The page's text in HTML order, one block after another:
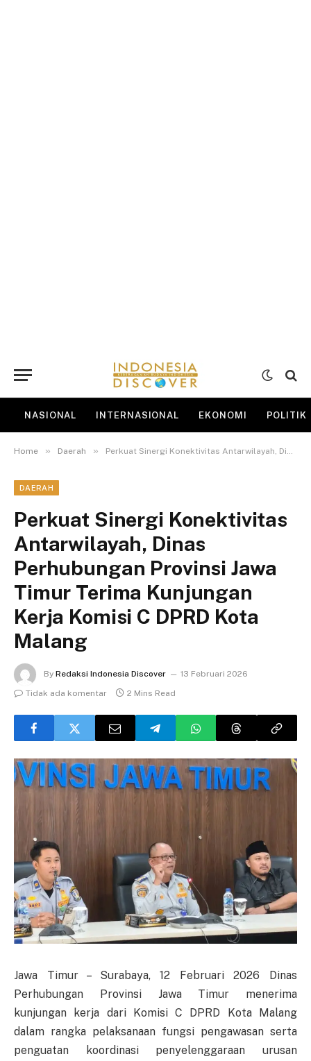
NASIONAL INTERNASIONAL EKONOMI POLITIK
Home » Daerah » Perkuat Sinergi Konektivitas Antarwilayah, Dinas Perhubungan Provinsi Jawa Timur Terima Kunjungan Kerja Komisi C DPRD Kota Malang
DAERAH
Perkuat Sinergi Konektivitas
Antarwilayah, Dinas
Perhubungan Provinsi Jawa
Timur Terima Kunjungan
Kerja Komisi C DPRD Kota
Malang
By Redaksi Indonesia Discover
13 Februari 2026
Tidak ada komentar
2 Mins Read
Jawa Timur – Surabaya, 12 Februari 2026 Dinas
Perhubungan Provinsi Jawa Timur menerima
kunjungan kerja dari Komisi C DPRD Kota Malang
dalam rangka pelaksanaan fungsi pengawasan serta
penguatan koordinasi penyelenggaraan urusan